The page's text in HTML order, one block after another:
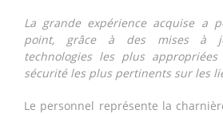
La grande expérience acquise a
point, grâce à des mises à
technologies les plus
sécurité les plus pertinents sur les
Le personnel représente la